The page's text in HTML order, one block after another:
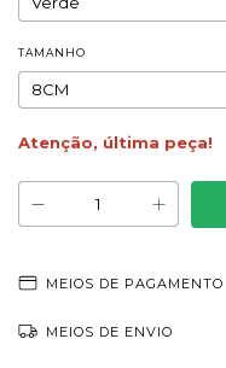
TAMANHO
Atenção, última peça!
MEIOS DE PAGAMENTO
MEIOS DE ENVIO